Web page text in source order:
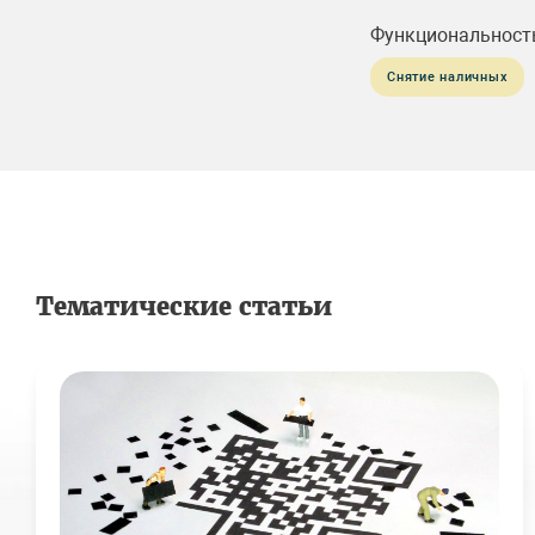
Снятие наличных
Тематические статьи